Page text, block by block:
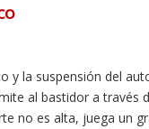
y la suspensión del
al bastidor a través
no es alta, juega un